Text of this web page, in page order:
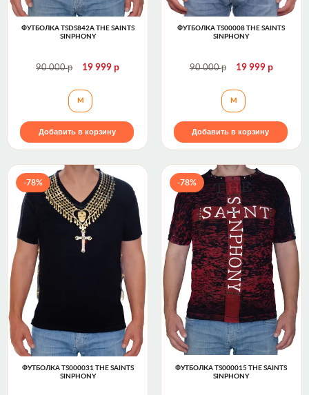
ФУТБОЛКА TSDS842A THE SAINTS
SINPHONY
90 000р 19 999р
Футболка TSDS842A The Saints Sinphony
M
Добавить в корзину
ФУТБОЛКА TS00008 THE SAINTS
SINPHONY
90 000р 19 999 р
Футболка
M
Добавить в корзину
-78%
ФУТБОЛКА TS000031 THE SAINTS
SINPHONY
-78%
ФУТБОЛКА TS000015 THE SAINTS
SINPHONY